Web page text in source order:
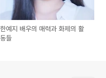
한예지 배우의 매력과 화제의 활
동들